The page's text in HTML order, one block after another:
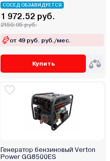
СОСЕД ОБЗАВИДУЕТСЯ
1 972.52 руб.
2150.05 руб.
от 49 руб. руб./мес.
Купить
Генератор бензиновый Verton
Power GG8500ES